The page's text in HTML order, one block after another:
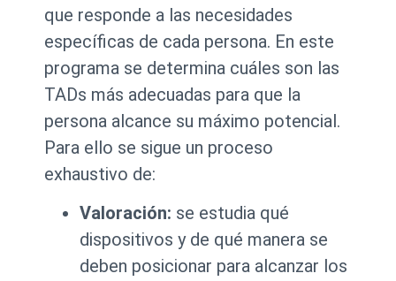
que responde a las necesidades
específicas de cada persona. En este
programa se determina cuáles son las
TADs más adecuadas para que la
persona alcance su máximo potencial.
Para ello se sigue un proceso
exhaustivo de:
Valoración: se estudia qué
dispositivos y de qué manera se
deben posicionar para alcanzar los